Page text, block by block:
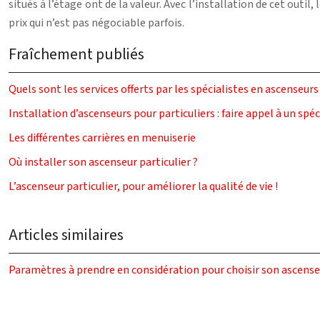
situés à l’étage ont de la valeur. Avec l’installation de cet
prix qui n’est pas négociable parfois.
Fraîchement publiés
Quels sont les services offerts par les spécialistes en ascenseurs
Installation d’ascenseurs pour particuliers : faire appel à un
Les différentes carrières en menuiserie
Où installer son ascenseur particulier ?
L’ascenseur particulier, pour améliorer la qualité de vie !
Articles similaires
Paramètres à prendre en considération pour choisir son